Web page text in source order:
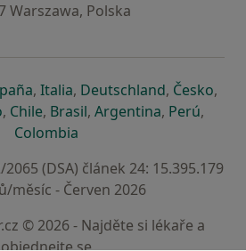
Warszawa, Polska
záložce
v nové záložce
se otevře v nové záložce
, Italiase otevře v nové záložce
, Deutschlandse otevře v
, Českose
,
v nové záložce
se otevře v nové záložce
, Chilese otevře v nové záložce
, Brasilse otevře v nové
, Argentinase otevře v
, Perúse
,
Colombia
2065 (DSA) článek 24: 15.395.179
měsíc - Červen 2026
© 2026 - Najděte si lékaře a
objednejte se